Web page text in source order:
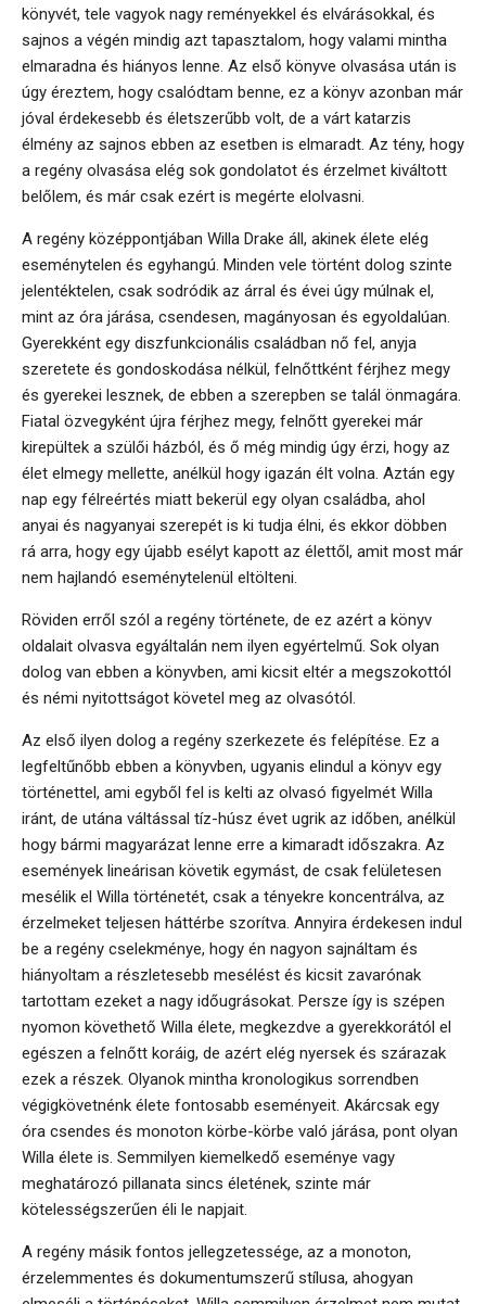
könyvét, tele vagyok nagy reményekkel és elvárásokkal, és
sajnos a végén mindig azt tapasztalom, hogy valami mintha
elmaradna és hiányos lenne. Az első könyve olvasása után is
úgy éreztem, hogy csalódtam benne, ez a könyv azonban már
jóval érdekesebb és életszerűbb volt, de a várt katarzis
élmény az sajnos ebben az esetben is elmaradt. Az tény, hogy
a regény olvasása elég sok gondolatot és érzelmet kiváltott
belőlem, és már csak ezért is megérte elolvasni.
A regény középpontjában Willa Drake áll, akinek élete elég
eseménytelen és egyhangú. Minden vele történt dolog szinte
jelentéktelen, csak sodródik az árral és évei úgy múlnak el,
mint az óra járása, csendesen, magányosan és egyoldalúan.
Gyerekként egy diszfunkcionális családban nő fel, anyja
szeretete és gondoskodása nélkül, felnőttként férjhez megy
és gyerekei lesznek, de ebben a szerepben se talál önmagára.
Fiatal özvegyként újra férjhez megy, felnőtt gyerekei már
kirepültek a szülői házból, és ő még mindig úgy érzi, hogy az
élet elmegy mellette, anélkül hogy igazán élt volna. Aztán egy
nap egy félreértés miatt bekerül egy olyan családba, ahol
anyai és nagyanyai szerepét is ki tudja élni, és ekkor döbben
rá arra, hogy egy újabb esélyt kapott az élettől, amit most már
nem hajlandó eseménytelenül eltölteni.
Röviden erről szól a regény története, de ez azért a könyv
oldalait olvasva egyáltalán nem ilyen egyértelmű. Sok olyan
dolog van ebben a könyvben, ami kicsit eltér a megszokottól
és némi nyitottságot követel meg az olvasótól.
Az első ilyen dolog a regény szerkezete és felépítése. Ez a
legfeltűnőbb ebben a könyvben, ugyanis elindul a könyv egy
történettel, ami egyből fel is kelti az olvasó figyelmét Willa
iránt, de utána váltással tíz-húsz évet ugrik az időben, anélkül
hogy bármi magyarázat lenne erre a kimaradt időszakra. Az
események lineárisan követik egymást, de csak felületesen
mesélik el Willa történetét, csak a tényekre koncentrálva, az
érzelmeket teljesen háttérbe szorítva. Annyira érdekesen indul
be a regény cselekménye, hogy én nagyon sajnáltam és
hiányoltam a részletesebb mesélést és kicsit zavarónak
tartottam ezeket a nagy időugrásokat. Persze így is szépen
nyomon követhető Willa élete, megkezdve a gyerekkorától el
egészen a felnőtt koráig, de azért elég nyersek és szárazak
ezek a részek. Olyanok mintha kronologikus sorrendben
végigkövetnénk élete fontosabb eseményeit. Akárcsak egy
óra csendes és monoton körbe-körbe való járása, pont olyan
Willa élete is. Semmilyen kiemelkedő eseménye vagy
meghatározó pillanata sincs életének, szinte már
kötelességszerűen éli le napjait.
A regény másik fontos jellegzetessége, az a monoton,
érzelemmentes és dokumentumszerű stílusa, ahogyan